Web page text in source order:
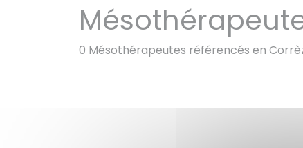
0 Mésothérapeutes référencés en